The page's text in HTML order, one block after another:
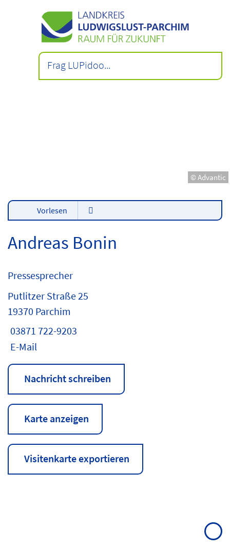
© Advantic
Vorlesen
Andreas Bonin
Pressesprecher
Putlitzer Straße 25
19370 Parchim
03871 722-9203
E-Mail
Nachricht schreiben
Karte anzeigen
Visitenkarte exportieren